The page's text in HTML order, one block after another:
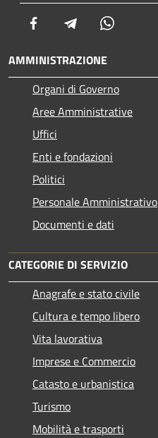
Facebook Telegram
AMMINISTRAZIONE
Organi di Governo
Aree Amministrative
Uffici
Enti e fondazioni
Politici
Personale Amministrativo
Documenti e dati
CATEGORIE DI SERVIZIO
Anagrafe e stato civile
Cultura e tempo libero
Vita lavorativa
Imprese e Commercio
Catasto e urbanistica
Turismo
Mobilità e trasporti